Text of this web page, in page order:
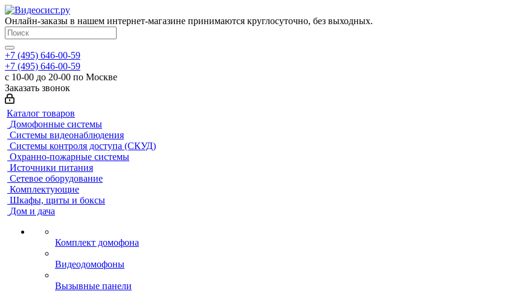
Онлайн-заказы в нашем интернет-магазине принимаются круглосуточно, без выходных.
+7 (495) 646-00-59
+7 (495) 646-00-59
с 10-00 до 20-00 по Москве
Заказать звонок
Каталог товаров
Домофонные системы
Системы видеонаблюдения
Системы контроля доступа (СКУД)
Охранно-пожарные системы
Источники питания
Сетевое оборудование
Комплектующие
Шкафы, щиты и боксы
Дом и дача
Комплект домофона
Видеодомофоны
Вызывные панели